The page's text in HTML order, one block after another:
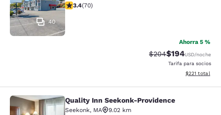
40
calificación de 3.39 estrellas. Bueno. 70 reseñas
3.4(70)
Ahorra 5 %
Precio tachado:
$204Precio con
$194USD/noche
Tarifa para socios
Ver detalles
$221 total
Quality Inn Seekonk-Providence
Quality Inn Seekonk-Providence
Seekonk, MA
9.02 km